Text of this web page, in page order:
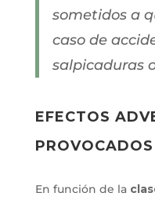
sometidos a
caso de
salpicaduras
EFECTOS
PROVOCADOS
En función de la